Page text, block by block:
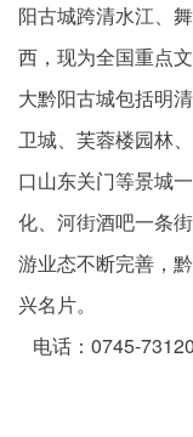
阳古城跨清水江、
西，现为全国重点
大黔阳古城包括明
卫城、芙蓉楼园林
口山东关门等景城
化、河街酒吧一条
游业态不断完善，
兴名片。
电话：0745-